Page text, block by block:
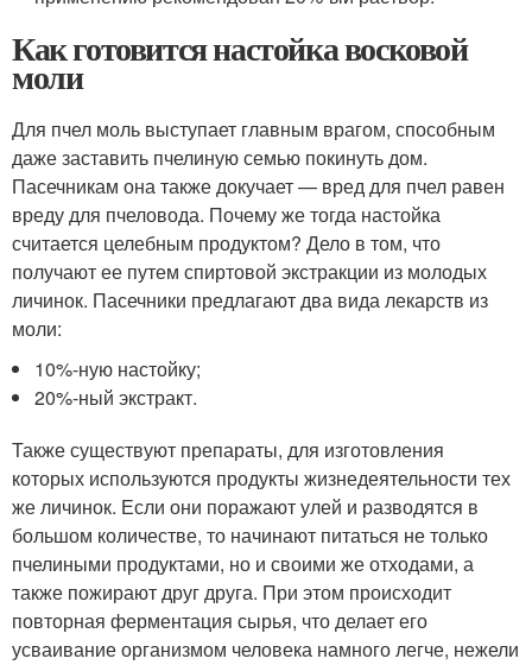
Как готовится настойка восковой
моли
Для пчел моль выступает главным врагом, способным
даже заставить пчелиную семью покинуть дом.
Пасечникам она также докучает — вред для пчел равен
вреду для пчеловода. Почему же тогда настойка
считается целебным продуктом? Дело в том, что
получают ее путем спиртовой экстракции из молодых
личинок. Пасечники предлагают два вида лекарств из
моли:
10%-ную настойку;
20%-ный экстракт.
Также существуют препараты, для изготовления
которых используются продукты жизнедеятельности тех
же личинок. Если они поражают улей и разводятся в
большом количестве, то начинают питаться не только
пчелиными продуктами, но и своими же отходами, а
также пожирают друг друга. При этом происходит
повторная ферментация сырья, что делает его
усваивание организмом человека намного легче, нежели